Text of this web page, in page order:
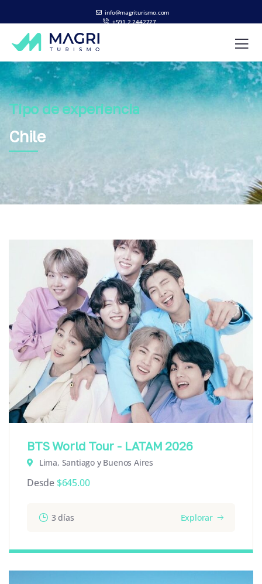
info@magriturismo.com
+591 2 2442727
Tipo de experiencia
Chile
BTS World Tour - LATAM 2026
Lima, Santiago y Buenos Aires
Desde $645.00
3 días Explorar